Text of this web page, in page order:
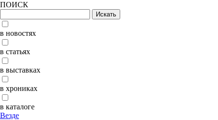
ПОИСК
в новостях
в статьях
в выставках
в хрониках
в каталоге
Везде